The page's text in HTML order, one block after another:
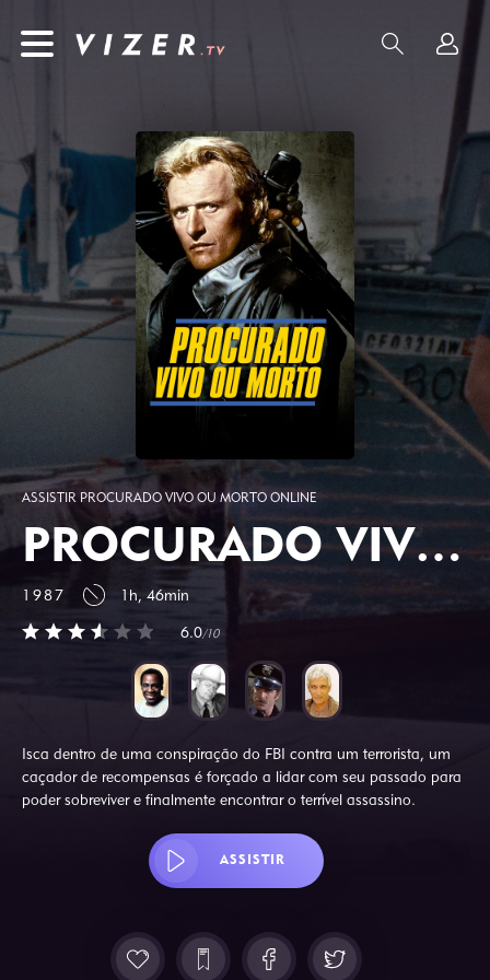
ASSISTIR PROCURADO VIVO OU MORTO ONLINE
PROCURADO VIVO OU MORTO
1987 1h, 46min
6.0/10
Isca dentro de uma conspiração do FBI contra um terrorista, um
caçador de recompensas é forçado a lidar com seu passado para
poder sobreviver e finalmente encontrar o terrível assassino.
ASSISTIR